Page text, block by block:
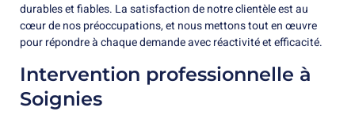
durables et fiables. La satisfaction de notre clientèle est au
cœur de nos préoccupations, et nous mettons tout en œuvre
pour répondre à chaque demande avec réactivité et efficacité.
Intervention professionnelle à
Soignies